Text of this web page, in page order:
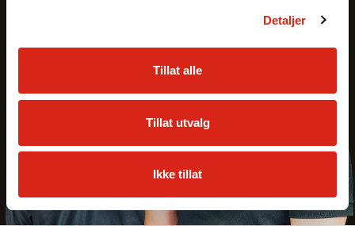
Detaljer
Tillat alle
Tillat utvalg
Ikke tillat